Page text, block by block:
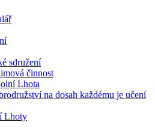
sdružení
činnost
Lhota
na dosah každému je učení
Lhoty